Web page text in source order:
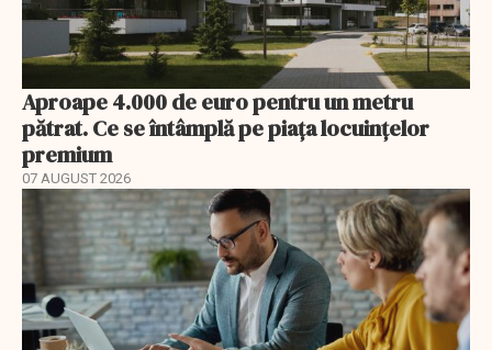
Aproape 4.000 de euro pentru un metru
pătrat. Ce se întâmplă pe piața locuințelor
premium
07 AUGUST 2026